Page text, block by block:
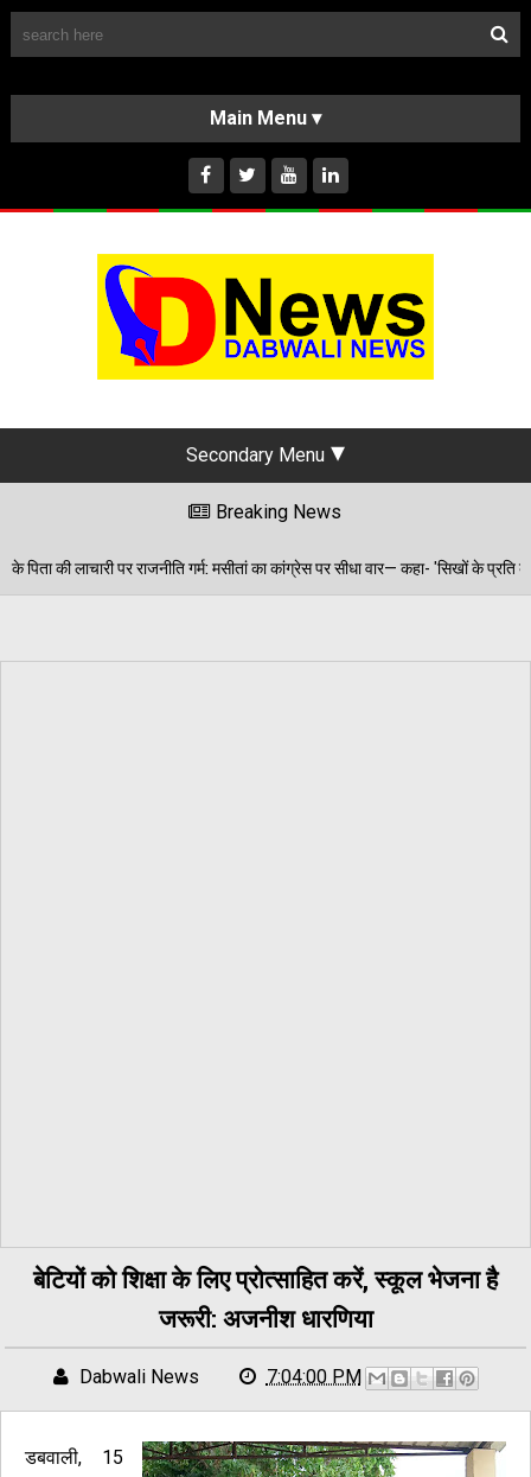
HOME
ABOUT US
INSTAGRAM
Secondary Menu
Breaking News
का कांग्रेस पर सीधा वार— कहा- 'सिखों के प्रति कांग्रेस का द्वेष फिर हुआ उजागर'
बेटियों को शिक्षा के लिए प्रोत्साहित करें, स्कूल भेजना है
जरूरी: अजनीश धारणिया
Dabwali News 7:04:00 PM
डबवाली, 15